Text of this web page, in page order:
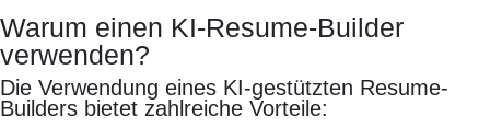
Warum einen KI-Resume-Builder
verwenden?
Die Verwendung eines KI-gestützten Resume-
Builders bietet zahlreiche Vorteile: